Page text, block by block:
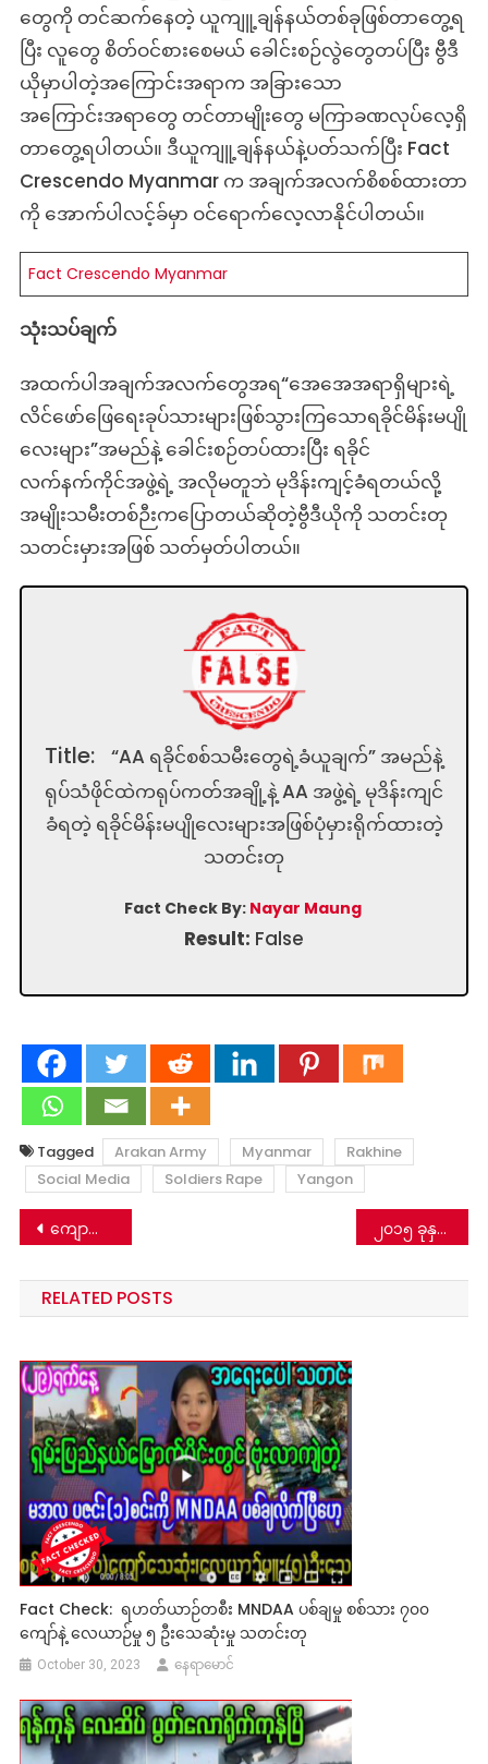
တွေကို တင်ဆက်နေတဲ့ ယူကျူ့ချန်နယ်တစ်ခုဖြစ်တာတွေ့ရ
ပြီး လူတွေ စိတ်ဝင်စားစေမယ် ခေါင်းစဉ်လွဲတွေတပ်ပြီး ဗွီဒီ
ယိုမှာပါတဲ့အကြောင်းအရာက အခြားသော
အကြောင်းအရာတွေ တင်တာမျိုးတွေ မကြာခဏလုပ်လေ့ရှိ
တာတွေ့ရပါတယ်။ ဒီယူကျူ့ချန်နယ်နဲ့ပတ်သက်ပြီး Fact
Crescendo Myanmar က အချက်အလက်စိစစ်ထားတာ
ကို အောက်ပါလင့်ခ်မှာ ဝင်ရောက်လေ့လာနိုင်ပါတယ်။
Fact Crescendo Myanmar
သုံးသပ်ချက်
အထက်ပါအချက်အလက်တွေအရ“အေအေအရာရှိများရဲ့
လိင်ဖော်ဖြေရေးခုပ်သားများဖြစ်သွားကြသောရခိုင်မိန်းမပျို
လေးများ”အမည်နဲ့ ခေါင်းစဉ်တပ်ထားပြီး ရခိုင်
လက်နက်ကိုင်အဖွဲ့ရဲ့ အလိုမတူဘဲ မုဒိန်းကျင့်ခံရတယ်လို့
အမျိုးသမီးတစ်ဉီးကပြောတယ်ဆိုတဲ့ဗွီဒီယိုကို သတင်းတု
သတင်းမှားအဖြစ် သတ်မှတ်ပါတယ်။
Title:
“AA ရခိုင်စစ်သမီးတွေရဲ့ခံယူချက်” အမည်နဲ့
ရုပ်သံဖိုင်ထဲကရုပ်ကတ်အချို့နဲ့ AA အဖွဲ့ရဲ့ မုဒိန်းကျင်
ခံရတဲ့ ရခိုင်မိန်းမပျိုလေးများအဖြစ်ပုံမှားရိုက်ထားတဲ့
သတင်းတု
Fact Check By: Nayar Maung
Result: False
Tagged Arakan Army Myanmar
Rakhine
Social Media
Soldiers Rape Yangon
Post
navigation
ကျောက်တော်မီးလောင်မှု သေဆုံးမှုအဖြစ်ဖော်ပြနေတဲ့သတင်းမှား ၂၀၁၅ ခုနှစ် လောက်ကိုင်တိုက်ပွဲက ပုံတွေကို AA အဖွဲ့ရဲ့ လက်ချက်နဲ့ တပ်မ​ေတာ်သား တွေကျဆုံးပုံအဖြစ် သတင်းမှားဖြန့်
RELATED POSTS
Fact Check: ရဟတ်ယာဉ်တစီး MNDAA ပစ်ချမှု စစ်သား ၇၀၀
ကျော်နဲ့ လေယာဉ်မှု ၅ ဦးသေဆုံးမှု သတင်းတု
October 30, 2023 နေရာမောင်